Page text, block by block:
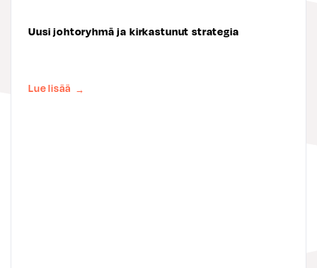
Uusi johtoryhmä ja kirkastunut strategia
Lue lisää →